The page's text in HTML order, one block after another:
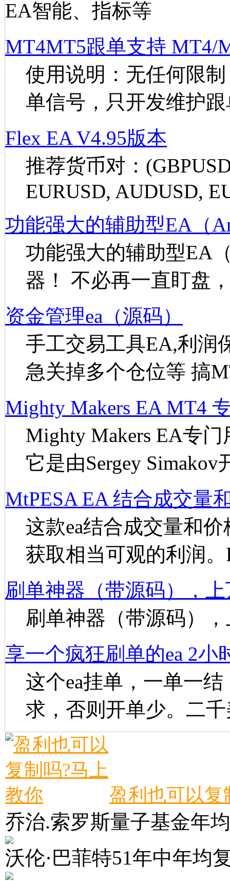
EA智能、指标等
MT4MT5跟单支持 MT4/
使用说明：无任何限
单信号，只开发维护
Flex EA V4.95版本
推荐货币对：
EURUSD, AUDUSD,
功能强大的辅助型EA（
功能强大的辅助型EA
器！ 不必再一直盯盘
资金管理ea（源码）
手工交易工具EA,利润
急关掉多个仓位等 搞
Mighty Makers EA MT4
Mighty Makers EA专
它是由Sergey
MtPESA EA 结合成交量
这款ea结合成交量和
获取相当可观的利润
刷单神器（带源码），
刷单神器（带源码）
享一个疯狂刷单的ea 2小
这个ea挂单，一单一
求，否则开单少。二
盈利也可以复
乔治.索罗斯量子基金年
沃伦·巴菲特51年中年均